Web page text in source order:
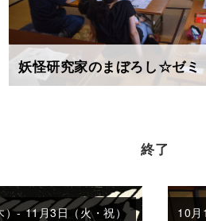
妖怪研究家のまぼろし☆ゼミ
終了
）- 11月3日（火・祝） 10月